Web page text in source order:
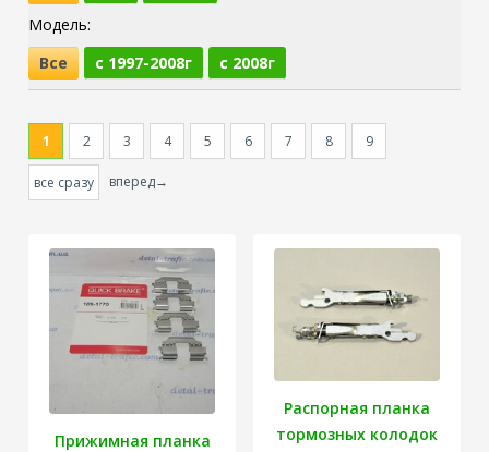
Модель:
Все
с 1997-2008г с 2008г
1 2 3 4 5 6 7 8 9
все сразу вперед→
Прижимная планка
Распорная планка
тормозных колодок